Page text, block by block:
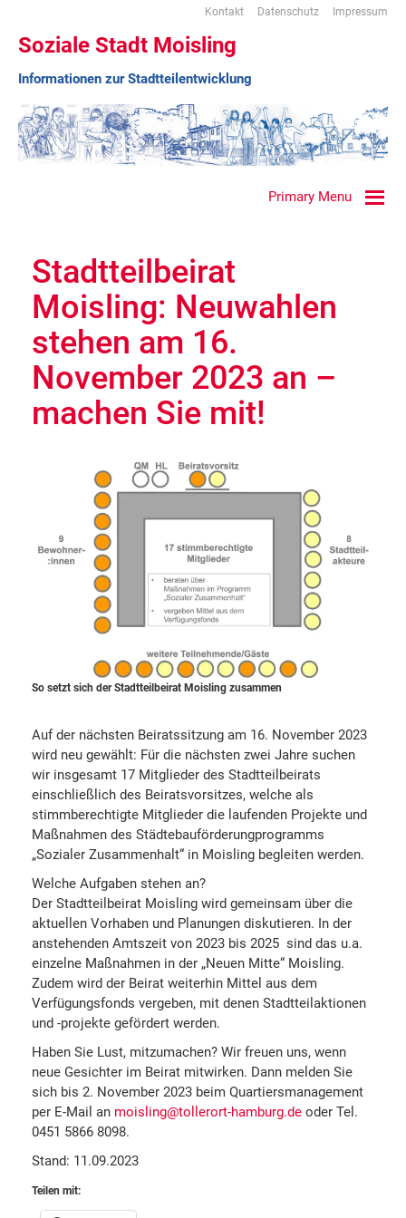
Kontakt Datenschutz Impressum
Soziale Stadt Moisling
Informationen zur Stadtteilentwicklung
Primary Menu
Stadtteilbeirat
Moisling: Neuwahlen
stehen am 16.
November 2023 an –
machen Sie mit!
So setzt sich der Stadtteilbeirat Moisling zusammen
Auf der nächsten Beiratssitzung am 16. November 2023
wird neu gewählt: Für die nächsten zwei Jahre suchen
wir insgesamt 17 Mitglieder des Stadtteilbeirats
einschließlich des Beiratsvorsitzes, welche als
stimmberechtigte Mitglieder die laufenden Projekte und
Maßnahmen des Städtebauförderungprogramms
„Sozialer Zusammenhalt“ in Moisling begleiten werden.
Welche Aufgaben stehen an?
Der Stadtteilbeirat Moisling wird gemeinsam über die
aktuellen Vorhaben und Planungen diskutieren. In der
anstehenden Amtszeit von 2023 bis 2025 sind das u.a.
einzelne Maßnahmen in der „Neuen Mitte“ Moisling.
Zudem wird der Beirat weiterhin Mittel aus dem
Verfügungsfonds vergeben, mit denen Stadtteilaktionen
und -projekte gefördert werden.
Haben Sie Lust, mitzumachen? Wir freuen uns, wenn
neue Gesichter im Beirat mitwirken. Dann melden Sie
sich bis 2. November 2023 beim Quartiersmanagement
per E-Mail an moisling@tollerort-hamburg.de oder Tel.
0451 5866 8098.
Stand: 11.09.2023
Teilen mit: